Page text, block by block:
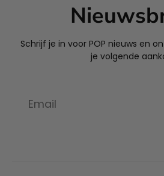
Schrijf je in voor POP nieuws en
je volgende